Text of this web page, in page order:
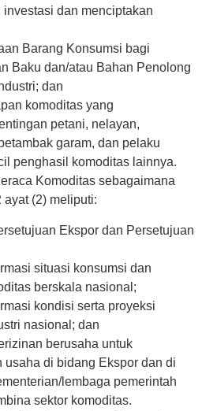
dan menciptakan
Barang Konsumsi bagi
Baku dan/atau Bahan Penolong
dan
komoditas yang
petani, nelayan,
garam, dan pelaku
penghasil komoditas lainnya.
Komoditas sebagaimana
(2) meliputi:
Ekspor dan Persetujuan
situasi konsumsi dan
berskala nasional;
kondisi serta proyeksi
nasional; dan
berusaha untuk
usaha di bidang Ekspor dan di
lembaga pemerintah
sektor komoditas.